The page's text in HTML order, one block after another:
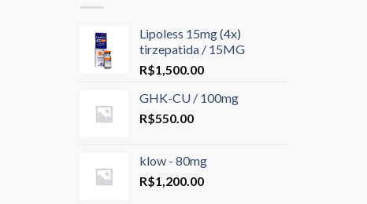
Lipoless 15mg (4x)
tirzepatida / 15MG
R$1,500.00
GHK-CU / 100mg
R$550.00
klow - 80mg
R$1,200.00